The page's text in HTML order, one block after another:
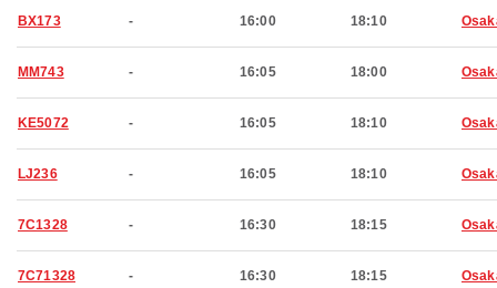
BX173 - 16:00 18:10
MM743 - 16:05 18:00
KE5072 - 16:05 18:10
LJ236 - 16:05 18:10
7C1328 - 16:30 18:15
7C71328 - 16:30 18:15